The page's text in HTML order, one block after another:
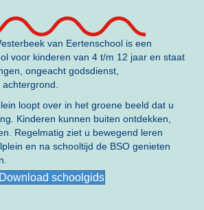
van Eertenschool is een
voor kinderen van 4 t/m 12 jaar en staat
ongeacht godsdienst,
loopt over in het groene beeld dat u
Kinderen kunnen buiten ontdekken,
Regelmatig ziet u bewegend leren
en na schooltijd de BSO genieten
Download schoolgids